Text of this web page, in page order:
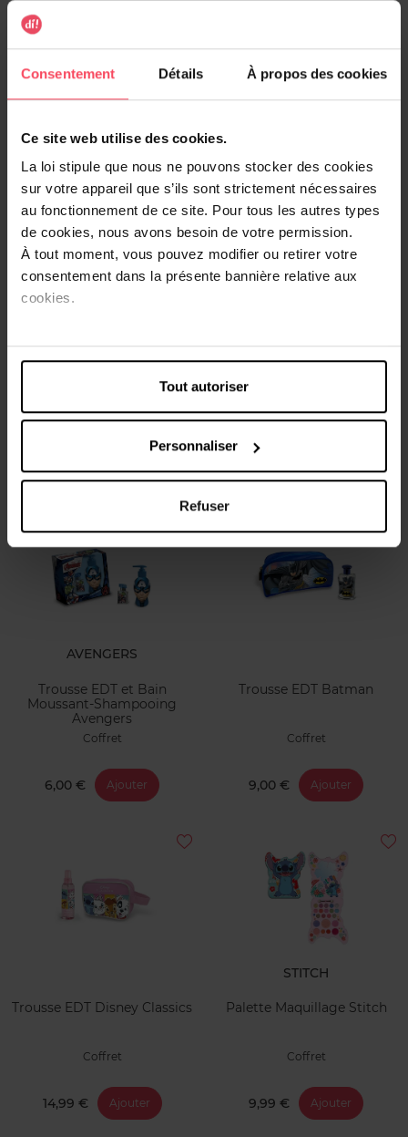
Consentement Détails À propos des cookies
Ce site web utilise des cookies.
La loi stipule que nous ne pouvons stocker des cookies
sur votre appareil que s’ils sont strictement nécessaires
au fonctionnement de ce site. Pour tous les autres types
de cookies, nous avons besoin de votre permission.
À tout moment, vous pouvez modifier ou retirer votre
consentement dans la présente bannière relative aux
cookies.
Tout autoriser
Personnaliser
Refuser
Cherry Cherie
Eau de Toilette
7,99 € Ajouter
Kiss Me Pink
Eau de Toilette
Eau de Toilette Coffret
AVENGERS
Trousse EDT et Bain
Moussant-Shampooing
Avengers
Coffret
6,00 € Ajouter
Trousse EDT Batman
Coffret
9,00 € Ajouter
Trousse EDT Disney Classics
Coffret
14,99 € Ajouter
STITCH
Palette Maquillage Stitch
Coffret
9,99 € Ajouter